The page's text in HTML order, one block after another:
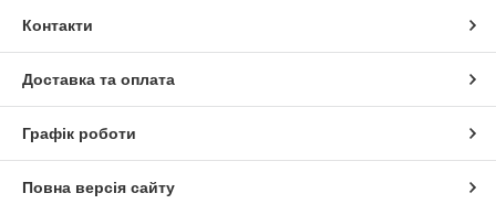
Контакти
Доставка та оплата
Графік роботи
Повна версія сайту